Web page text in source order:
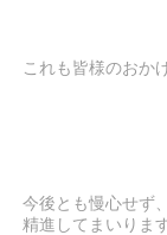
これも皆様のおか
今後とも慢心せず
精進してまいりま